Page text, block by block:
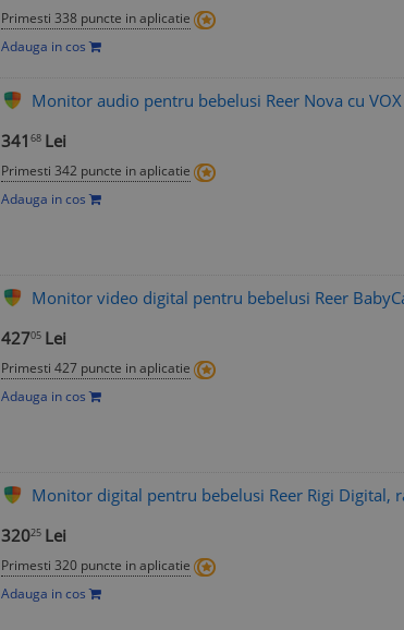
Primesti 338 puncte in aplicatie
Adauga in cos
Monitor audio pentru bebelusi Reer Nova cu
341 68 Lei
Primesti 342 puncte in aplicatie
Adauga in cos
Monitor video digital pentru bebelusi Reer
42705 Lei
Primesti 427 puncte in aplicatie
Adauga in cos
Monitor digital pentru bebelusi Reer Rigi Digital,
32025 Lei
Primesti 320 puncte in aplicatie
Adauga in cos